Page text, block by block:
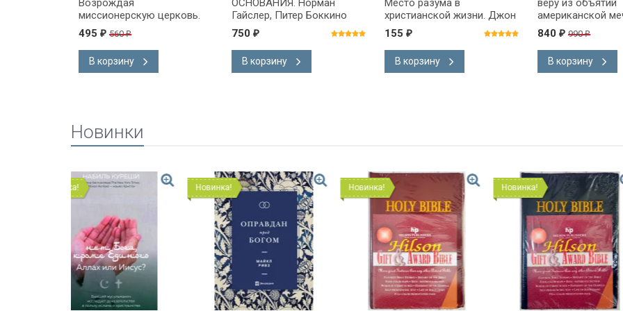
Возрождая
миссионерскую церковь.
Алан Хирш
495 ₽ 560₽
В корзину
ОСНОВАНИЯ. Норман
Гайслер, Питер Боккино
750 ₽
В корзину
Место разума в
христианской жизни. Джон
Стотт
155 ₽
В корзину
веру из объятий
американской
Дэвид Платт
840 ₽ 990₽
В корзину
Новинки
Новинка! Новинка! Новинка! Новинка!